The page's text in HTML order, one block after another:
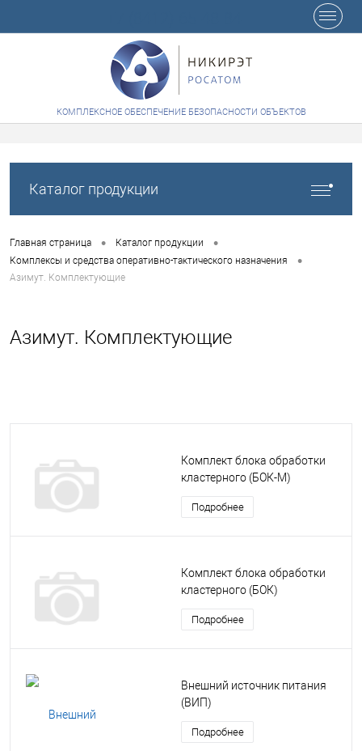
КОМПЛЕКСНОЕ ОБЕСПЕЧЕНИЕ БЕЗОПАСНОСТИ ОБЪЕКТОВ
Каталог продукции
Главная страница • Каталог продукции •
Комплексы и средства оперативно-тактического назначения •
Азимут. Комплектующие
Азимут. Комплектующие
Комплект блока обработки
кластерного (БОК-М)
Подробнее
Комплект блока обработки
кластерного (БОК)
Подробнее
Внешний источник питания
(ВИП)
Подробнее